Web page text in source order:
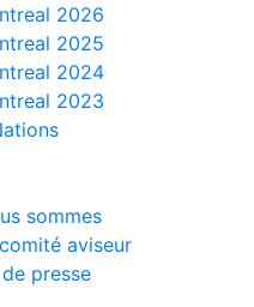
2026
2025
2024
2023
sommes
aviseur
presse